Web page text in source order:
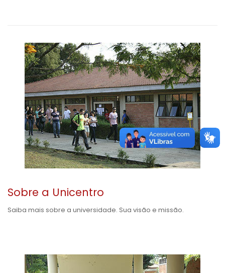
Sobre a Unicentro
Saiba mais sobre a universidade. Sua visão e missão.